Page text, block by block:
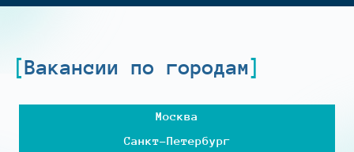
Вакансии по городам
Москва
Санкт-Петербург